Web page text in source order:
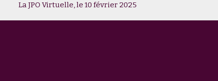
La JPO Virtuelle, le 10 février 2025